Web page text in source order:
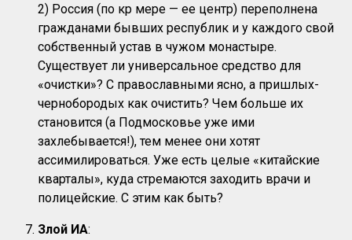
2) Россия (по кр мере — ее центр) переполнена
гражданами бывших республик и у каждого свой
собственный устав в чужом монастыре.
Существует ли универсальное средство для
«очистки»? С православными ясно, а пришлых-
чернобородых как очистить? Чем больше их
становится (а Подмосковье уже ими
захлебывается!), тем менее они хотят
ассимилироваться. Уже есть целые «китайские
кварталы», куда стремаются заходить врачи и
полицейские. С этим как быть?
Злой ИА: